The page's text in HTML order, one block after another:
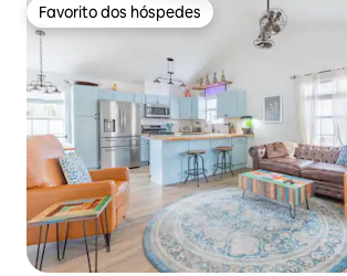
Favorito dos hóspedes
Favorito dos hóspedes